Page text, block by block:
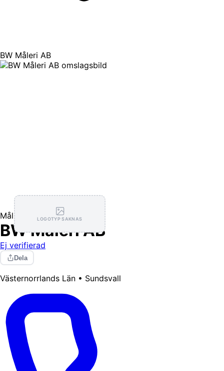
BW Måleri AB
LOGOTYP SAKNAS
Målning / Tapetsering
BW Måleri AB
Ej verifierad
Dela
Västernorrlands Län • Sundsvall